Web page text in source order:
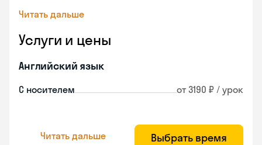
Читать дальше
Услуги и цены
Английский язык
С носителем от 3190 ₽ / урок
Читать дальше Выбрать время